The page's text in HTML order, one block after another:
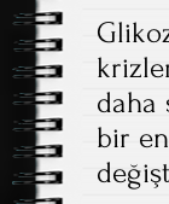
daha
bir